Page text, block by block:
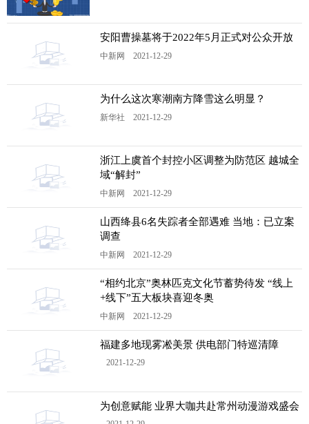
安阳曹操墓将于2022年5月正式对公众开放
中新网 2021-12-29
为什么这次寒潮南方降雪这么明显？
新华社 2021-12-29
浙江上虞首个封控小区调整为防范区 越城全
域“解封”
中新网 2021-12-29
山西绛县6名失踪者全部遇难 当地：已立案
调查
中新网 2021-12-29
“相约北京”奥林匹克文化节蓄势待发 “线上
+线下”五大板块喜迎冬奥
中新网 2021-12-29
福建多地现雾凇美景 供电部门特巡清障
2021-12-29
为创意赋能 业界大咖共赴常州动漫游戏盛会